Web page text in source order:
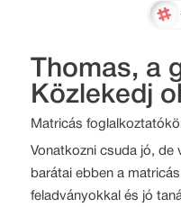
Thomas, a
Közlekedj
Matricás
Vonatkozni csuda jó, de
barátai ebben a
feladványokkal és jó